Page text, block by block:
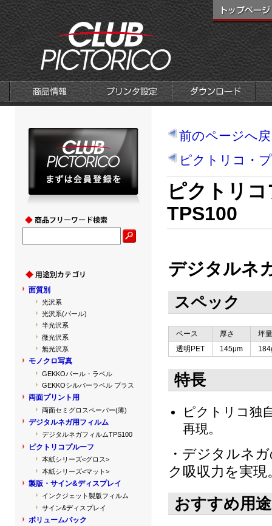
前のページへ
ピクトリコ・
ピクトリ
TPS100
デジタルネ
スペック
ベース 厚さ
坪量
透明PET
145μm
特長
ピクトリコ独
再現。
・デジタルネ
ク吸収力を実現
おすすめ用途
面質別
光沢系
光沢系(パール)
半光沢系
微光沢系
無光沢系
モノクロ写真
GEKKOパール・ラベル
GEKKOシルバーラベル プラス
両面プリント用
両面セミグロスペーパー(薄)
デジタルネガ用フィルム
デジタルネガフィルムTPS100
ピクトリコプルーフ
本紙シリーズ<グロス>
本紙シリーズ<マット>
製版・サイン&ディスプレイ
インクジェット製版フィルム
サイン&ディスプレイ
ボリュームパック